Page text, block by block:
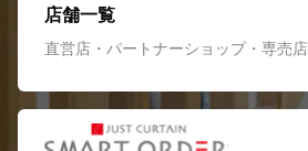
店舗一覧
直営店・パートナーショップ・専売店